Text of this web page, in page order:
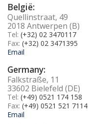
België:
Quellinstraat, 49
2018 Antwerpen (B)
Tel: (+32) 02 3470117
Fax: (+32) 02 3471395
Email
Germany:
Falkstraße, 11
33602 Bielefeld (DE)
Tel: (+49) 0521 174 158
Fax: (+49) 0521 521 7114
Email